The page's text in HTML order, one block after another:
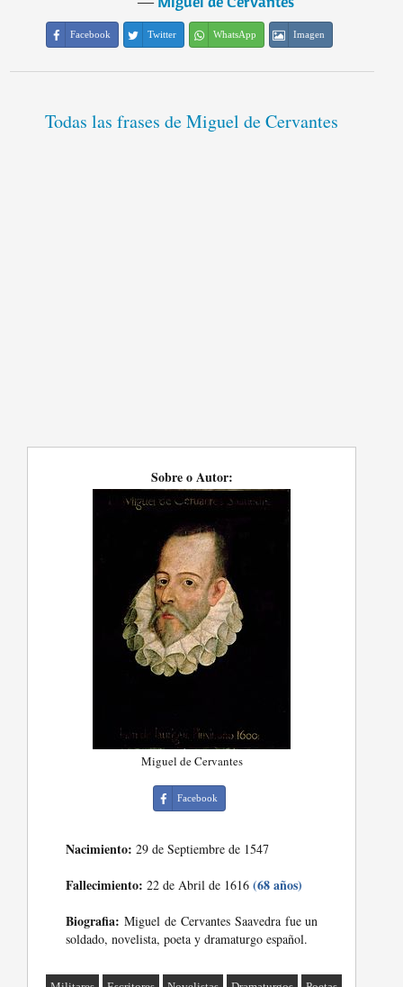
Facebook Twitter WhatsApp Imagen
Todas las frases de Miguel de Cervantes
Sobre o Autor:
Miguel de Cervantes
Facebook
Nacimiento: 29 de Septiembre de 1547
Fallecimiento: 22 de Abril de 1616(68 años)
Biografia: Miguel de Cervantes Saavedra fue un
soldado, novelista, poeta y dramaturgo español.